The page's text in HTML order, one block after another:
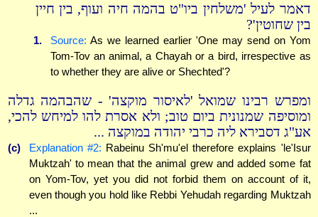
דאמר לעיל 'משלחין ביו"ט בהמה חיה ועוף, בין חיין
בין שחוטין'?
1. Source: As we learned earlier 'One may send on Yom
Tom-Tov an animal, a Chayah or a bird, irrespective as
to whether they are alive or Shechted'?
ומפרש רבינו שמואל 'לאיסור מוקצה' - שהבהמה גדלה
ומוסיפה שמנונית ביום טוב; ולא אסרת להו למיחש להכי,
אע"ג דסבירא ליה כרבי יהודה במוקצה ...
(c) Explanation #2: Rabeinu Sh'mu'el therefore explains 'le'Isur
Muktzah' to mean that the animal grew and added some fat
on Yom-Tov, yet you did not forbid them on account of it,
even though you hold like Rebbi Yehudah regarding Muktzah
...